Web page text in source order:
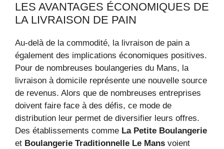
LES AVANTAGES ÉCONOMIQUES DE
LA LIVRAISON DE PAIN
Au-delà de la commodité, la livraison de pain a
également des implications économiques positives.
Pour de nombreuses boulangeries du Mans, la
livraison à domicile représente une nouvelle source
de revenus. Alors que de nombreuses entreprises
doivent faire face à des défis, ce mode de
distribution leur permet de diversifier leurs offres.
Des établissements comme La Petite Boulangerie
et Boulangerie Traditionnelle Le Mans voient